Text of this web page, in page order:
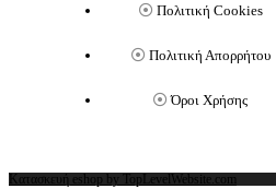
Πολιτική Cookies
Πολιτική Απορρήτου
Όροι Χρήσης
Κατασκευή eshop by TopLevelWebsite.com